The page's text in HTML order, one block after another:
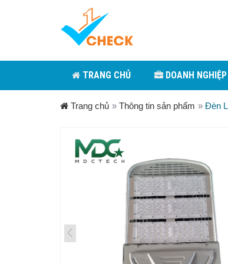
TRANG CHỦ DOANH NGHIỆP
Trang chủ » Thông tin sản phẩm » Đèn